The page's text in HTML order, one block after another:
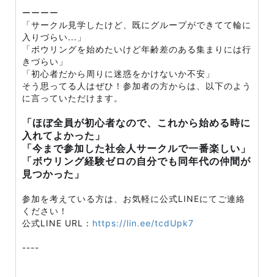
ーーーー
「サークル見学したけど、既にグループができてて輪に
入りづらい...」
「ボウリングを始めたいけど年齢差のある集まりには行
きづらい」
「初心者だから周りに迷惑をかけないか不安」
そう思ってる人はぜひ！参加者の方からは、以下のよう
に言っていただけます。
「ほぼ全員が初心者なので、これから始める時に
入れてよかった」
「今まで参加した社会人サークルで一番楽しい」
「ボウリング経験ゼロの自分でも同年代の仲間が
見つかった」
参加を考えている方は、お気軽に公式LINEにてご連絡
ください！
公式LINE URL： https://lin.ee/tcdUpk7
----